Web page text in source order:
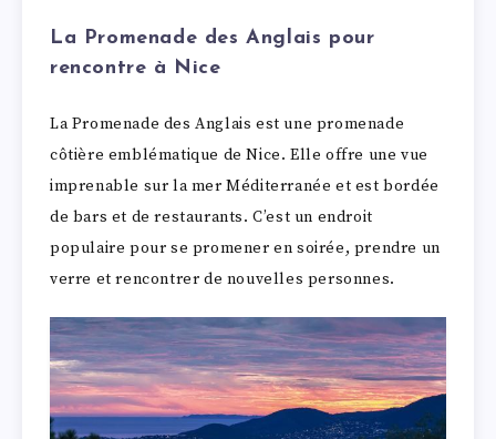
La Promenade des Anglais pour
rencontre à Nice
La Promenade des Anglais est une promenade
côtière emblématique de Nice. Elle offre une vue
imprenable sur la mer Méditerranée et est bordée
de bars et de restaurants. C’est un endroit
populaire pour se promener en soirée, prendre un
verre et rencontrer de nouvelles personnes.